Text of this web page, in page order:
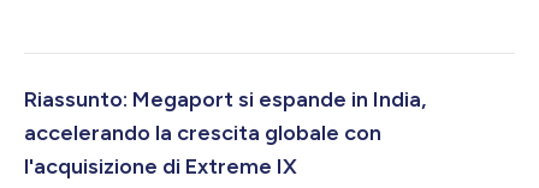
consente ai clienti di filtrare il traffico nocivo direttamente
un servizio separato o esterno, per garantire la continuità
operativa in contest...
Riassunto: Megaport si espande in India,
accelerando la crescita globale con
l'acquisizione di Extreme IX